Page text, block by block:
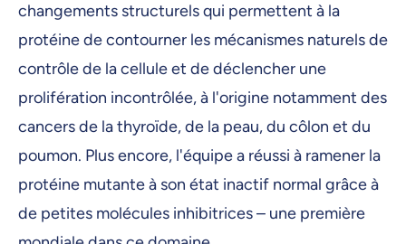
changements structurels qui permettent à la
protéine de contourner les mécanismes naturels de
contrôle de la cellule et de déclencher une
prolifération incontrôlée, à l'origine notamment des
cancers de la thyroïde, de la peau, du côlon et du
poumon. Plus encore, l'équipe a réussi à ramener la
protéine mutante à son état inactif normal grâce à
de petites molécules inhibitrices – une première